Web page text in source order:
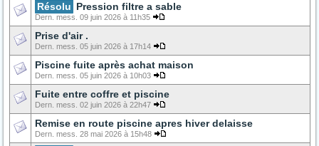
Résolu Pression filtre a sable
Dern. mess. 09 juin 2026 à 11h35
Prise d'air .
Dern. mess. 05 juin 2026 à 17h14
Piscine fuite après achat maison
Dern. mess. 05 juin 2026 à 10h03
Fuite entre coffre et piscine
Dern. mess. 02 juin 2026 à 22h47
Remise en route piscine apres hiver delaisse
Dern. mess. 28 mai 2026 à 15h48